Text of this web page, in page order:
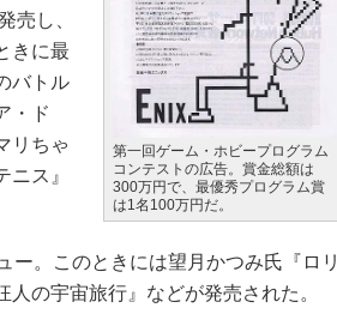
第一回ゲーム・ホビープログラム
コンテストの広告。賞金総額は
300万円で、最優秀プログラム賞
は1名100万円だ。
売し、
きに最
バトル
・ド
リちゃ
ス』
。このときには望月かつみ氏『ロリ
の宇宙旅行』などが発売された。